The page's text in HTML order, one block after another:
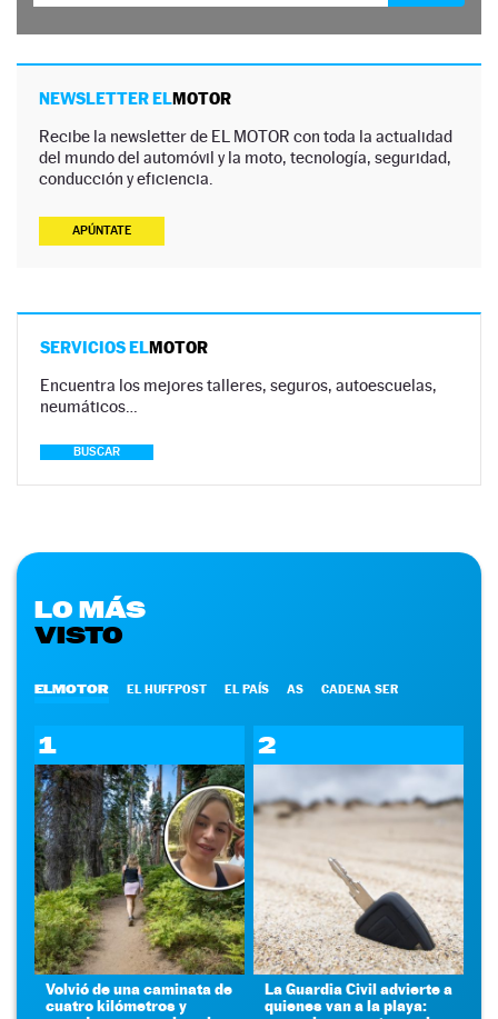
NEWSLETTER ELMOTOR
Recibe la newsletter de EL MOTOR con toda la actualidad
del mundo del automóvil y la moto, tecnología, seguridad,
conducción y eficiencia.
APÚNTATE
SERVICIOS ELMOTOR
Encuentra los mejores talleres, seguros, autoescuelas,
neumáticos…
BUSCAR
LO MÁS
VISTO
ELMOTOR EL HUFFPOST EL PAÍS AS CADENA SER
1
Volvió de una caminata de
cuatro kilómetros y
2
La Guardia Civil advierte a
quienes van a la playa: